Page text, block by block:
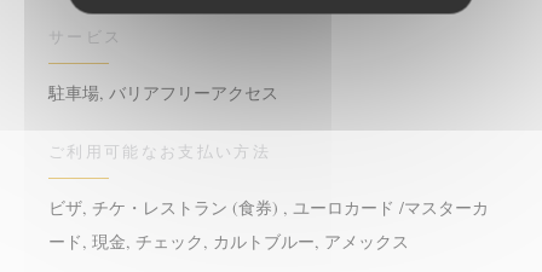
サービス
駐車場, バリアフリーアクセス
ご利用可能なお支払い方法
ビザ, チケ・レストラン (食券) , ユーロカード /マスターカ
ード, 現金, チェック, カルトブルー, アメックス